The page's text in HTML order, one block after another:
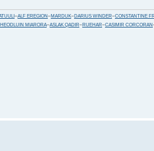
~ALF EREGION ~MARDUK~DARIUS WINDER~CONSTANTINE
MIARORA~ASLAK QADIR~RUEHAR~CASIMIR CORCORAN